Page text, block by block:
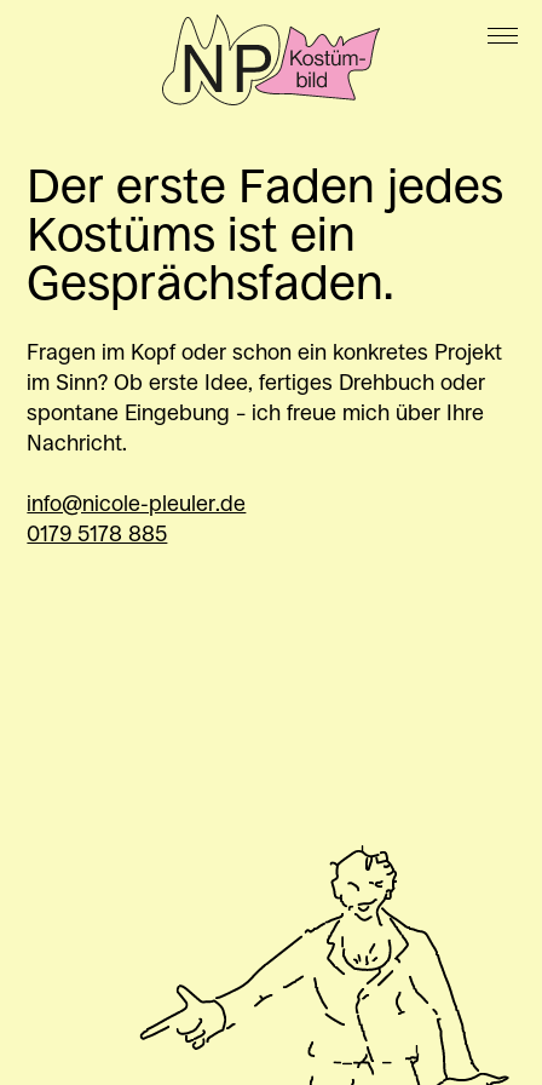
Kontakt
Impressum & Datenschutz
Der erste Faden jedes
Kostüms ist ein
Gesprächs­faden.
Fragen im Kopf oder schon ein konkretes Projekt
im Sinn? Ob erste Idee, fertiges Drehbuch oder
spontane Eingebung – ich freue mich über Ihre
Nachricht.
info@nicole-pleuler.de
0179 5178 885